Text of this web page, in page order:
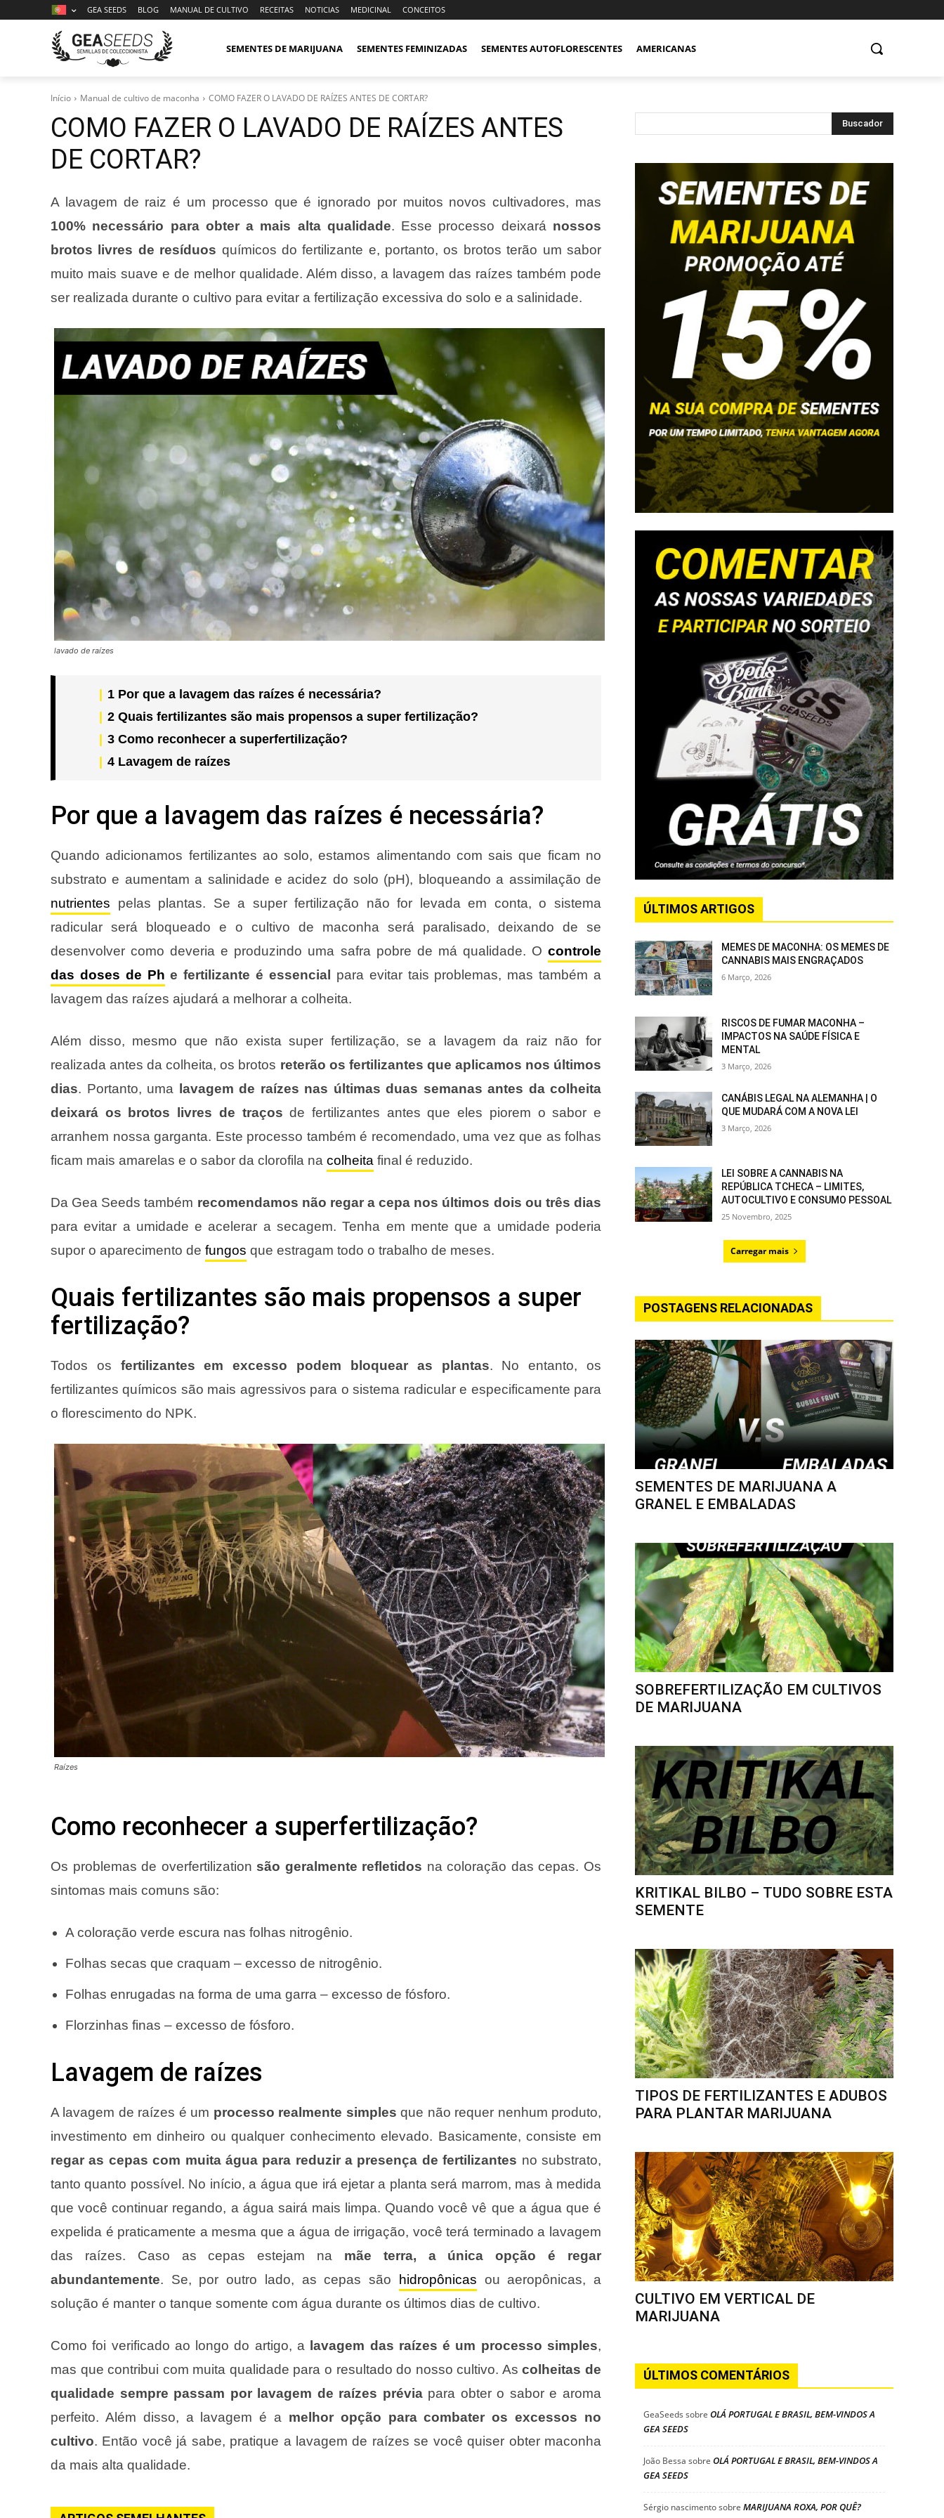
GEA SEEDS BLOG MANUAL DE CULTIVO RECEITAS NOTICIAS MEDICINAL CONCEITOS
SEMENTES DE MARIJUANA SEMENTES FEMINIZADAS SEMENTES AUTOFLORESCENTES AMERICANAS
Início Manual de cultivo de maconha COMO FAZER O LAVADO DE RAÍZES ANTES DE CORTAR?
COMO FAZER O LAVADO DE RAÍZES ANTES
DE CORTAR?
A lavagem de raiz é um processo que é ignorado por muitos novos cultivadores, mas
100% necessário para obter a mais alta qualidade. Esse processo deixará nossos
brotos livres de resíduos químicos do fertilizante e, portanto, os brotos terão um sabor
muito mais suave e de melhor qualidade. Além disso, a lavagem das raízes também pode
ser realizada durante o cultivo para evitar a fertilização excessiva do solo e a salinidade.
lavado de raízes
1 Por que a lavagem das raízes é necessária?
2 Quais fertilizantes são mais propensos a super fertilização?
3 Como reconhecer a superfertilização?
4 Lavagem de raízes
Por que a lavagem das raízes é necessária?
Quando adicionamos fertilizantes ao solo, estamos alimentando com sais que ficam no
substrato e aumentam a salinidade e acidez do solo (pH), bloqueando a assimilação de
nutrientes pelas plantas. Se a super fertilização não for levada em conta, o sistema
radicular será bloqueado e o cultivo de maconha será paralisado, deixando de se
desenvolver como deveria e produzindo uma safra pobre de má qualidade. O controle
das doses de Ph e fertilizante é essencial
para evitar tais problemas, mas também a
lavagem das raízes ajudará a melhorar a colheita.
Além disso, mesmo que não exista super fertilização, se a lavagem da raiz não for
realizada antes da colheita, os brotos reterão os fertilizantes que aplicamos nos últimos
dias. Portanto, uma
lavagem de raízes nas últimas duas semanas antes da colheita
deixará os brotos livres de traços de fertilizantes antes que eles piorem o sabor e
arranhem nossa garganta. Este processo também é recomendado, uma vez que as folhas
ficam mais amarelas e o sabor da clorofila na colheita final é reduzido.
Da Gea Seeds também recomendamos não regar a cepa nos últimos dois ou três dias
para evitar a umidade e acelerar a secagem. Tenha em mente que a umidade poderia
supor o aparecimento de fungos que estragam todo o trabalho de meses.
Quais fertilizantes são mais propensos a super
fertilização?
Todos os fertilizantes em excesso podem bloquear as plantas. No entanto, os
fertilizantes químicos são mais agressivos para o sistema radicular e especificamente para
o florescimento do NPK.
Raízes
Como reconhecer a superfertilização?
Os problemas de overfertilization são geralmente refletidos na coloração das cepas. Os
sintomas mais comuns são:
A coloração verde escura nas folhas nitrogênio.
Folhas secas que craquam – excesso de nitrogênio.
Folhas enrugadas na forma de uma garra – excesso de fósforo.
Florzinhas finas – excesso de fósforo.
Lavagem de raízes
A lavagem de raízes é um processo realmente simples que não requer nenhum produto,
investimento em dinheiro ou qualquer conhecimento elevado. Basicamente, consiste em
regar as cepas com muita água para reduzir a presença de fertilizantes no substrato,
tanto quanto possível. No início, a água que irá ejetar a planta será marrom, mas à medida
que você continuar regando, a água sairá mais limpa. Quando você vê que a água que é
expelida é praticamente a mesma que a água de irrigação, você terá terminado a lavagem
das raízes. Caso as cepas estejam na mãe terra, a única opção é regar
abundantemente. Se, por outro lado, as cepas são hidropônicas ou aeropônicas, a
solução é manter o tanque somente com água durante os últimos dias de cultivo.
Como foi verificado ao longo do artigo, a lavagem das raízes é um processo simples,
mas que contribui com muita qualidade para o resultado do nosso cultivo. Ascolheitas de
qualidade sempre passam por lavagem de raízes préviapara obter o sabor e aroma
perfeito. Além disso, a lavagem é a melhor opção para combater os excessos no
cultivo. Então você já sabe, pratique a lavagem de raízes se você quiser obter maconha
da mais alta qualidade.
Buscador
ÚLTIMOS ARTIGOS
MEMES DE MACONHA: OS MEMES DE
CANNABIS MAIS ENGRAÇADOS
6 Março, 2026
RISCOS DE FUMAR MACONHA –
IMPACTOS NA SAÚDE FÍSICA E
MENTAL
3 Março, 2026
CANÁBIS LEGAL NA ALEMANHA | O
QUE MUDARÁ COM A NOVA LEI
3 Março, 2026
LEI SOBRE A CANNABIS NA
REPÚBLICA TCHECA – LIMITES,
AUTOCULTIVO E CONSUMO PESSOAL
25 Novembro, 2025
Carregar mais
POSTAGENS RELACIONADAS
SEMENTES DE MARIJUANA A
GRANEL E EMBALADAS
SOBREFERTILIZAÇÃO EM CULTIVOS
DE MARIJUANA
KRITIKAL BILBO – TUDO SOBRE ESTA
SEMENTE
TIPOS DE FERTILIZANTES E ADUBOS
PARA PLANTAR MARIJUANA
CULTIVO EM VERTICAL DE
MARIJUANA
ÚLTIMOS COMENTÁRIOS
GeaSeeds sobre OLÁ PORTUGAL E BRASIL, BEM-VINDOS A
GEA SEEDS
João Bessa sobre OLÁ PORTUGAL E BRASIL, BEM-VINDOS A
GEA SEEDS
Sérgio nascimentosobre MARIJUANA ROXA, POR QUÊ?